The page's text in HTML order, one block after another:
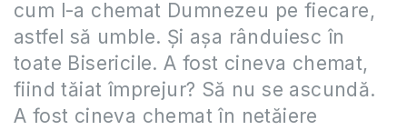
cum l-a chemat Dumnezeu pe fiecare,
astfel să umble. Şi aşa rânduiesc în
toate Bisericile. A fost cineva chemat,
fiind tăiat împrejur? Să nu se ascundă.
A fost cineva chemat în netăiere